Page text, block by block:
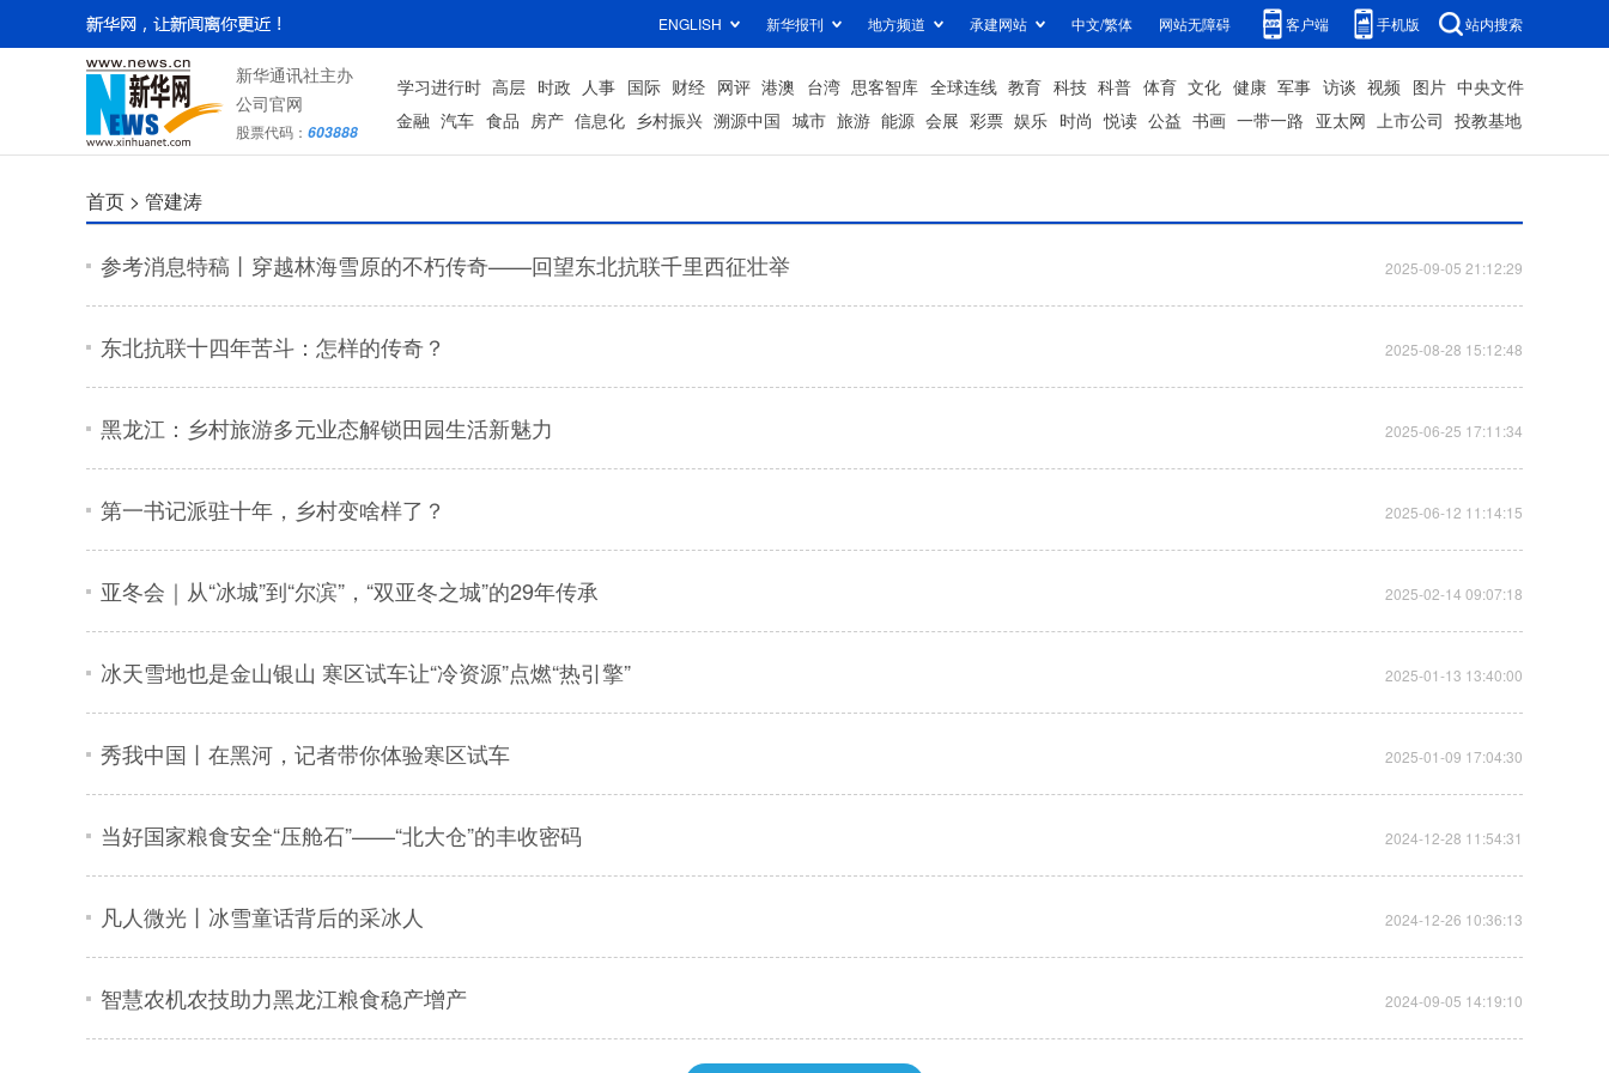
ENGLISH 新华报刊 地方频道 承建网站 中文/繁体 网站无障碍 客户端 手机版 站内搜索
新华通讯社主办
公司官网
股票代码： 603888
学习进行时 高层 时政 人事 国际 财经 网评 港澳 台湾 思客智库 全球连线 教育 科技 科普 体育 文化 健康 军事 访谈 视频 图片 中央文件
金融 汽车 食品 房产 信息化 乡村振兴 溯源中国 城市 旅游 能源 会展 彩票 娱乐 时尚 悦读 公益 书画 一带一路 亚太网 上市公司 投教基地
首页 > 管建涛
参考消息特稿丨穿越林海雪原的不朽传奇——回望东北抗联千里西征壮举 2025-09-05 21:12:29
东北抗联十四年苦斗：怎样的传奇？ 2025-08-28 15:12:48
黑龙江：乡村旅游多元业态解锁田园生活新魅力 2025-06-25 17:11:34
第一书记派驻十年，乡村变啥样了？ 2025-06-12 11:14:15
亚冬会｜从“冰城”到“尔滨”，“双亚冬之城”的29年传承 2025-02-14 09:07:18
冰天雪地也是金山银山 寒区试车让“冷资源”点燃“热引擎” 2025-01-13 13:40:00
秀我中国丨在黑河，记者带你体验寒区试车 2025-01-09 17:04:30
当好国家粮食安全“压舱石”——“北大仓”的丰收密码 2024-12-28 11:54:31
凡人微光丨冰雪童话背后的采冰人 2024-12-26 10:36:13
智慧农机农技助力黑龙江粮食稳产增产 2024-09-05 14:19:10